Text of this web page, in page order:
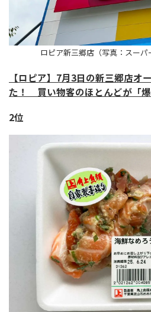
ロピア新三郷店（写真：スーパ
【ロピア】7月3日の新三郷店オ
た！ 買い物客のほとんどが「
2位